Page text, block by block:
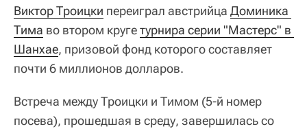
Виктор Троицки переиграл австрийца Доминика
Тима во втором кругетурнира серии "Мастерс" в
Шанхае, призовой фонд которого составляет
почти 6 миллионов долларов.
Встреча между Троицки и Тимом (5-й номер
посева), прошедшая в среду, завершилась со